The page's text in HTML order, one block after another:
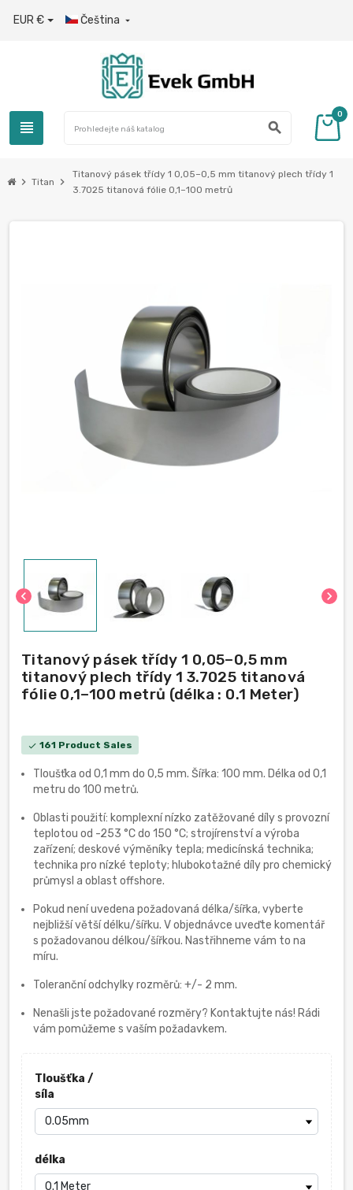
EUR € Čeština 
view_headline search
0
chevron_right Titan chevron_right
Titanový pásek třídy 1 0,05–0,5 mm titanový plech třídy 1
3.7025 titanová fólie 0,1–100 metrů
chevron_left chevron_right
Titanový pásek třídy 1 0,05–0,5 mm
titanový plech třídy 1 3.7025 titanová
fólie 0,1–100 metrů (délka : 0.1 Meter)
check 161 Product Sales
Tloušťka od 0,1 mm do 0,5 mm. Šířka: 100 mm. Délka od 0,1
metru do 100 metrů.
Oblasti použití: komplexní nízko zatěžované díly s provozní
teplotou od -253 °C do 150 °C; strojírenství a výroba
zařízení; deskové výměníky tepla; medicínská technika;
technika pro nízké teploty; hlubokotažné díly pro chemický
průmysl a oblast offshore.
Pokud není uvedena požadovaná délka/šířka, vyberte
nejbližší větší délku/šířku. V objednávce uveďte komentář
s požadovanou délkou/šířkou. Nastřihneme vám to na
míru.
Toleranční odchylky rozměrů: +/- 2 mm.
Nenašli jste požadované rozměry? Kontaktujte nás! Rádi
vám pomůžeme s vaším požadavkem.
Tloušťka /
síla
délka